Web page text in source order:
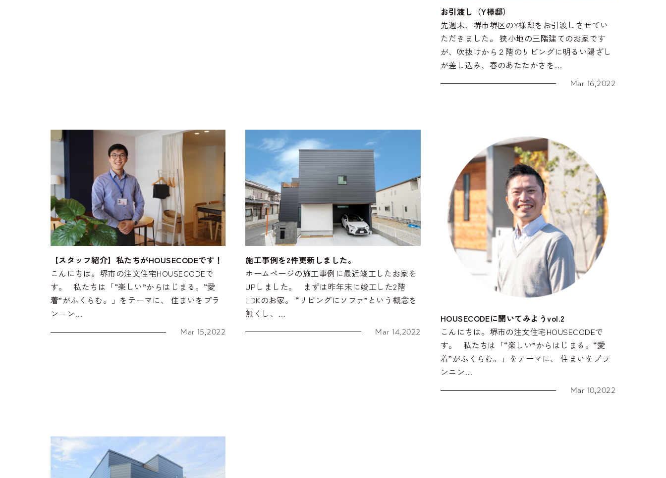
お引渡し（Y様邸）
先週末、堺市堺区のY様邸をお引渡しさせてい
ただきました。 狭小地の三階建てのお家です
が、吹抜けから２階のリビングに明るい陽ざし
が差し込み、春のあたたかさを…
Mar 16,2022
【スタッフ紹介】私たちがHOUSECODEです！
こんにちは。堺市の注文住宅HOUSECODEで
す。 私たちは「“楽しい”からはじまる。“愛
着”がふくらむ。」をテーマに、 住まいをプラ
ンニン…
Mar 15,2022
施工事例を2件更新しました。
ホームページの施工事例に最近竣工したお家を
UPしました。 まずは昨年末に竣工した2階
LDKのお家。 “リビングにソファ”という概念を
無くし、…
Mar 14,2022
HOUSECODEに聞いてみようvol.2
こんにちは。堺市の注文住宅HOUSECODEで
す。 私たちは「“楽しい”からはじまる。“愛
着”がふくらむ。」をテーマに、 住まいをプラ
ンニン…
Mar 10,2022